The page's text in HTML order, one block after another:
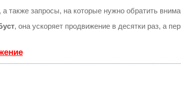
также запросы, на которые нужно обратить
, она ускоряет продвижение в десятки раз, а